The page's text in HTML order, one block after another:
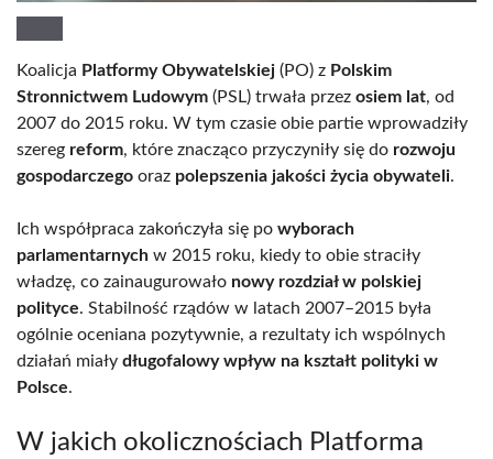
Koalicja Platformy Obywatelskiej (PO) z Polskim
Stronnictwem Ludowym (PSL) trwała przez osiem lat, od
2007 do 2015 roku. W tym czasie obie partie wprowadziły
szereg reform, które znacząco przyczyniły się do rozwoju
gospodarczego oraz polepszenia jakości życia obywateli.
Ich współpraca zakończyła się po wyborach
parlamentarnych w 2015 roku, kiedy to obie straciły
władzę, co zainaugurowało nowy rozdział w polskiej
polityce. Stabilność rządów w latach 2007–2015 była
ogólnie oceniana pozytywnie, a rezultaty ich wspólnych
działań miały długofalowy wpływ na kształt polityki w
Polsce.
W jakich okolicznościach Platforma